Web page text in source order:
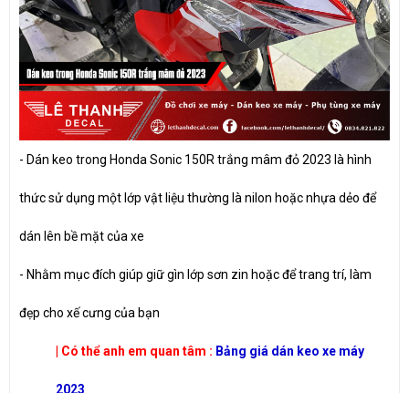
- Dán keo trong Honda Sonic 150R trắng mâm đỏ 2023 là hình
thức sử dụng một lớp vật liệu thường là nilon hoặc nhựa dẻo để
dán lên bề mặt của xe
- Nhằm mục đích giúp giữ gìn lớp sơn zin hoặc để trang trí, làm
đẹp cho xế cưng của bạn
| Có thể anh em quan tâm : Bảng giá dán keo xe máy
2023